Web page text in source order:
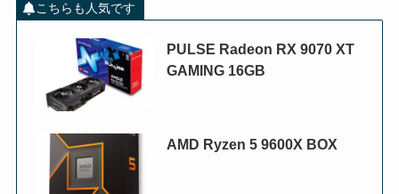
こちらも人気です
PULSE Radeon RX 9070 XT
GAMING 16GB
AMD Ryzen 5 9600X BOX